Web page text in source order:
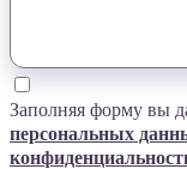
Заполняя форму вы
персональных